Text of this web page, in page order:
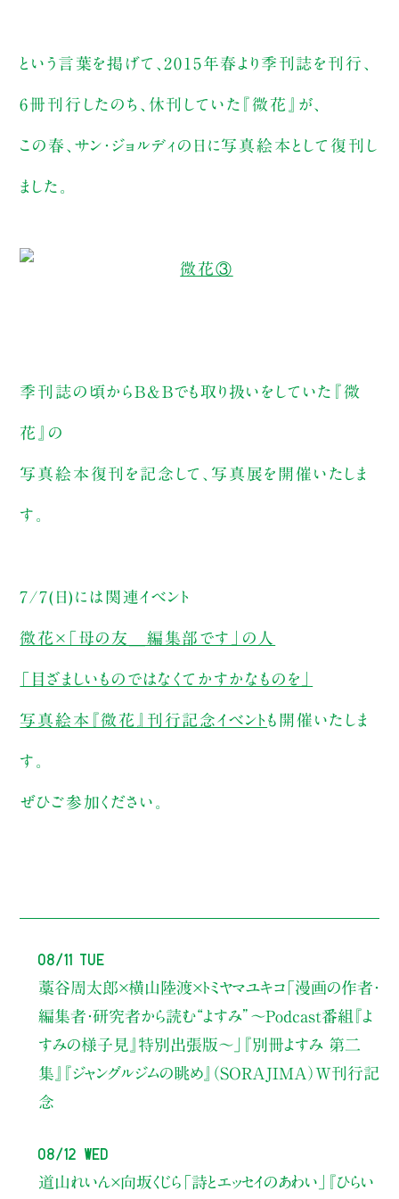
という言葉を掲げて、2015年春より季刊誌を刊行、
6冊刊行したのち、休刊していた『微花』が、
この春、サン・ジョルディの日に写真絵本として復刊し
ました。
季刊誌の頃からB&Bでも取り扱いをしていた『微
花』の
写真絵本復刊を記念して、写真展を開催いたしま
す。
7/7(日)には関連イベント
微花×「母の友＿編集部です」の人
「目ざましいものではなくてかすかなものを」
写真絵本『微花』刊行記念イベント も開催いたしま
す。
ぜひご参加ください。
08/11 Tue
藁谷周太郎×横山陸渡×トミヤマユキコ「漫画の作者・
編集者・研究者から読む“よすみ” 〜Podcast番組『よ
すみの様子見』特別出張版〜」
『別冊よすみ 第二
集』『ジャングルジムの眺め』（SORAJIMA）W刊行記
念
08/12 Wed
道山れいん×向坂くじら 「詩とエッセイのあわい」 『ひらい